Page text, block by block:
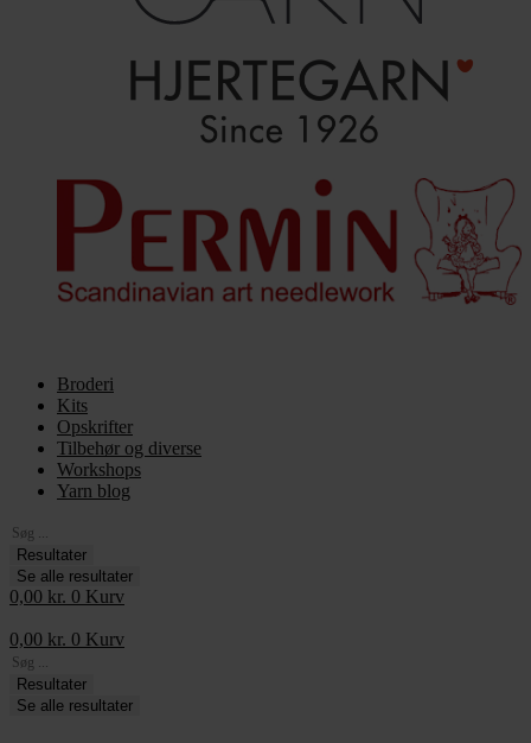
Broderi
Kits
Opskrifter
Tilbehør og diverse
Workshops
Yarn blog
Search
...Resultater
Se alle resultater
0,00 kr. 0 Kurv
0,00 kr. 0 Kurv
Search
...Resultater
Se alle resultater